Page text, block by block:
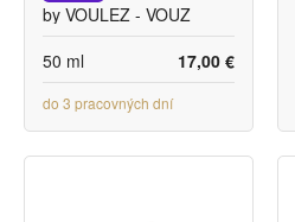
by VOULEZ - VOUZ
COUCHEZ AVEC MOI BY
KILIAN
17,00 €
50 ml
do 3 pracovných dní